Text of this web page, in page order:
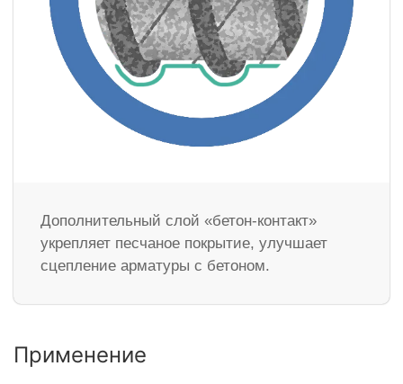
Дополнительный слой «бетон-контакт»
укрепляет песчаное покрытие, улучшает
сцепление арматуры с бетоном.
Применение